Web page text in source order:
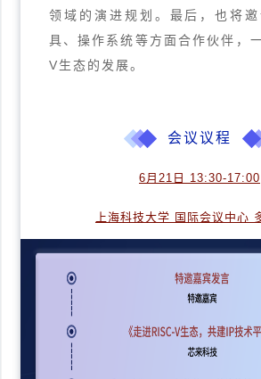
领域的演进规划。最后，也将
具、操作系统等方面合作伙伴，
V生态的发展。
会议议程
6月21日 13:30-17:00
上海科技大学 国际会议中心